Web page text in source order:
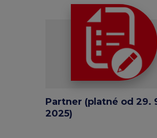
Partner (platné od 29.
2025)